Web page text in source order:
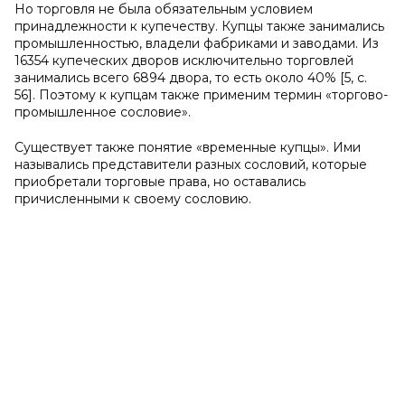
Но торговля не была обязательным условием
принадлежности к купечеству. Купцы также занимались
промышленностью, владели фабриками и заводами. Из
16354 купеческих дворов исключительно торговлей
занимались всего 6894 двора, то есть около 40% [5, с.
56]. Поэтому к купцам также применим термин «торгово-
промышленное сословие».
Существует также понятие «временные купцы». Ими
назывались представители разных сословий, которые
приобретали торговые права, но оставались
причисленными к своему сословию.